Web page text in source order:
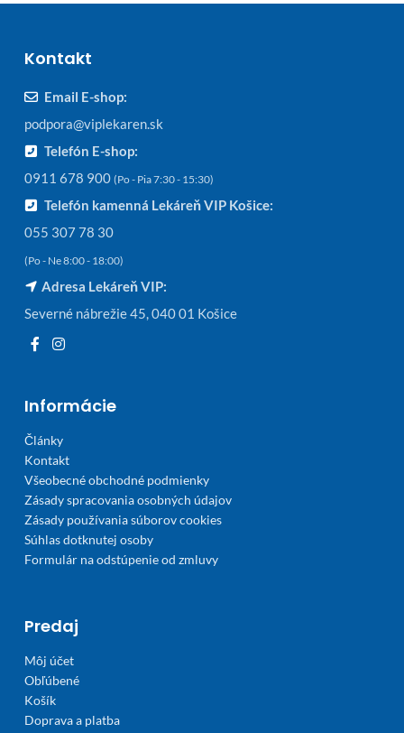
Kontakt
Email E-shop:
podpora@viplekaren.sk
Telefón E-shop:
0911 678 900 (Po - Pia 7:30 - 15:30)
Telefón kamenná Lekáreň VIP Košice:
055 307 78 30
(Po - Ne 8:00 - 18:00)
Adresa Lekáreň VIP:
Severné nábrežie 45, 040 01 Košice
Informácie
Články
Kontakt
Všeobecné obchodné podmienky
Zásady spracovania osobných údajov
Zásady používania súborov cookies
Súhlas dotknutej osoby
Formulár na odstúpenie od zmluvy
Predaj
Môj účet
Obľúbené
Košík
Doprava a platba